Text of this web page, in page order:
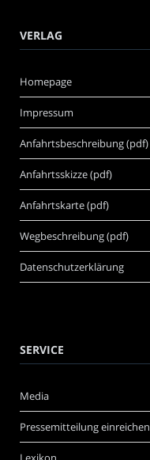
VERLAG
Homepage
Impressum
Anfahrtsbeschreibung (pdf)
Anfahrtsskizze (pdf)
Anfahrtskarte (pdf)
Wegbeschreibung (pdf)
Datenschutzerklärung
SERVICE
Media
Pressemitteilung einreichen